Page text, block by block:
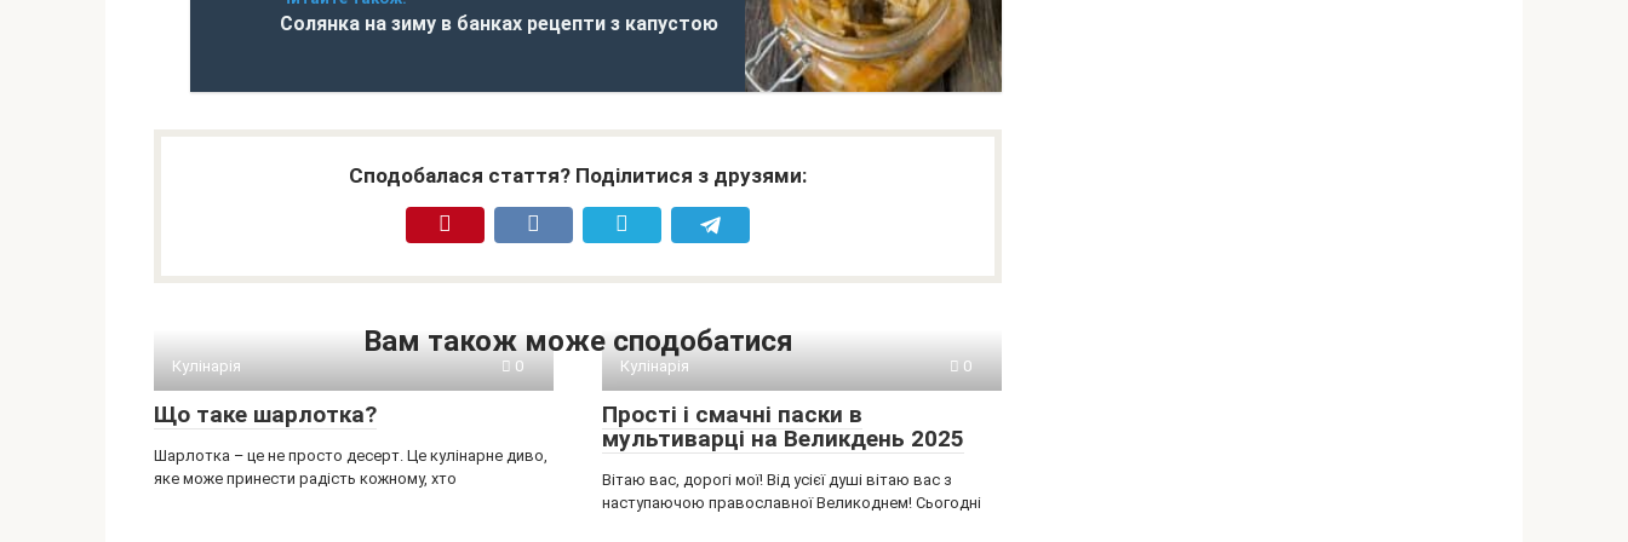
Солянка на зиму в банках рецепти з капустою
Сподобалася стаття? Поділитися з друзями:
Вам також може сподобатися
Кулінарія 0
Що таке шарлотка?
Шарлотка – це не просто десерт. Це кулінарне диво,
яке може принести радість кожному, хто
Кулінарія 0
Прості і смачні паски в
мультиварці на Великдень 2025
Вітаю вас, дорогі мої! Від усієї душі вітаю вас з
наступаючою православної Великоднем! Сьогодні